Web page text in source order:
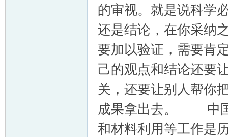
的审视。就是说科学
还是结论，在你采纳
要加以验证，需要肯
己的观点和结论还要
关，还要让别人帮你
成果拿出去。 中国
和材料利用等工作是